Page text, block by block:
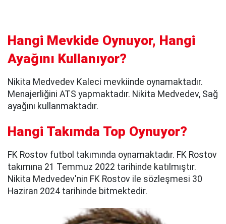
Hangi Mevkide Oynuyor, Hangi
Ayağını Kullanıyor?
Nikita Medvedev Kaleci mevkiinde oynamaktadır.
Menajerliğini ATS yapmaktadır. Nikita Medvedev, Sağ
ayağını kullanmaktadır.
Hangi Takımda Top Oynuyor?
FK Rostov futbol takımında oynamaktadır. FK Rostov
takımına 21 Temmuz 2022 tarihinde katılmıştır.
Nikita Medvedev'nin FK Rostov ile sözleşmesi 30
Haziran 2024 tarihinde bitmektedir.